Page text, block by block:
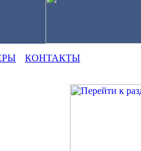
КОНТАКТЫ